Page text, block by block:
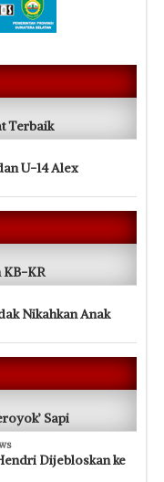
Terbaik
U-14 Alex
KB-KR
Nikahkan Anak
Sapi
Dijebloskan ke